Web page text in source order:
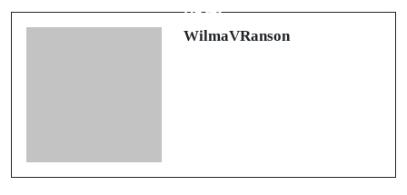
매력
WilmaVRanson